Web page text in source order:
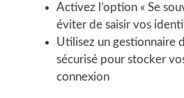
Activez l’option « Se
éviter de saisir vos
Utilisez un gestionnaire
sécurisé pour stocker
connexion